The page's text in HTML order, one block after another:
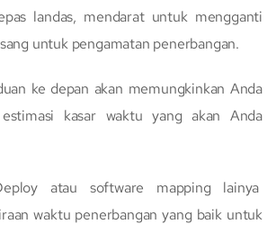
landas, mendarat untuk mengganti
untuk pengamatan penerbangan.
ke depan akan memungkinkan Anda
kasar waktu yang akan Anda
atau software mapping lainya
waktu penerbangan yang baik untuk